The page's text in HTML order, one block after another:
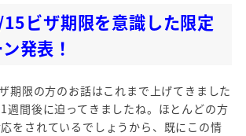
ビザ期限を意識した限定
発表！
期限の方のお話はこれまで上げてきました
週間後に迫ってきましたね。ほとんどの方
をされているでしょうから、既にこの情